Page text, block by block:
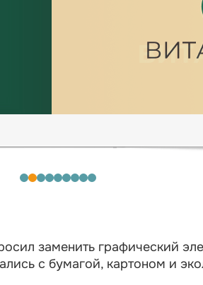
заменить графический
с бумагой, картоном и